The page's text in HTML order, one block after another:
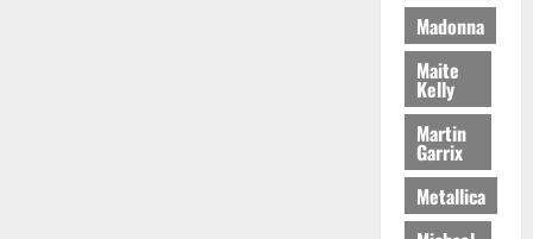
Madonna
Maite
Kelly
Martin
Garrix
Metallica